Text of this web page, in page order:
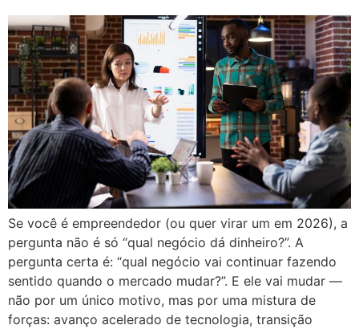
Se você é empreendedor (ou quer virar um em 2026), a
pergunta não é só “qual negócio dá dinheiro?”. A
pergunta certa é: “qual negócio vai continuar fazendo
sentido quando o mercado mudar?”. E ele vai mudar —
não por um único motivo, mas por uma mistura de
forças: avanço acelerado de tecnologia, transição